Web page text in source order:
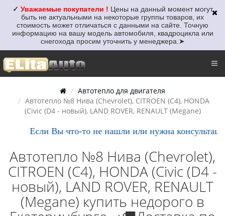
✓ Уважаемые покупатели ! Цены на данный момент могут
быть не актуальными на некоторые группы товаров, их
стоимость может отличаться с данными на сайте. Точную
информацию на вашу модель автомобиля, квадроцикла или
снегохода просим уточнить у менеджера. ➤
Автотепло для двигателя
Автотепло №8 Нива (Chevrolet), CITROEN (С4), HONDA
(Civic (D4 - новый), LAND ROVER, RENAULT (Megane)
Если Вы что-то не нашли или нужна
Автотепло №8 Нива (Chevrolet),
CITROEN (С4), HONDA (Civic (D4 -
новый), LAND ROVER, RENAULT
(Megane) купить недорого в